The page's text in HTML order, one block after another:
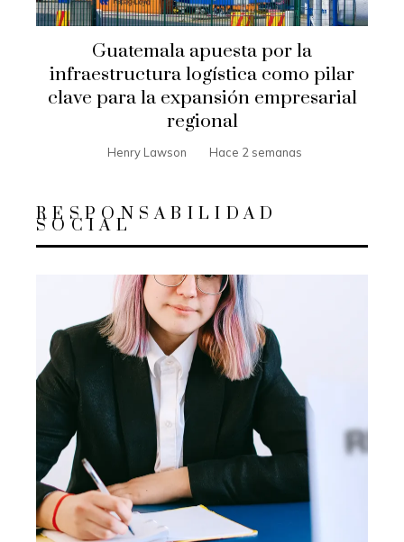
Guatemala apuesta por la
infraestructura logística como pilar
clave para la expansión empresarial
regional
Henry Lawson Hace 2 semanas
RESPONSABILIDAD
SOCIAL